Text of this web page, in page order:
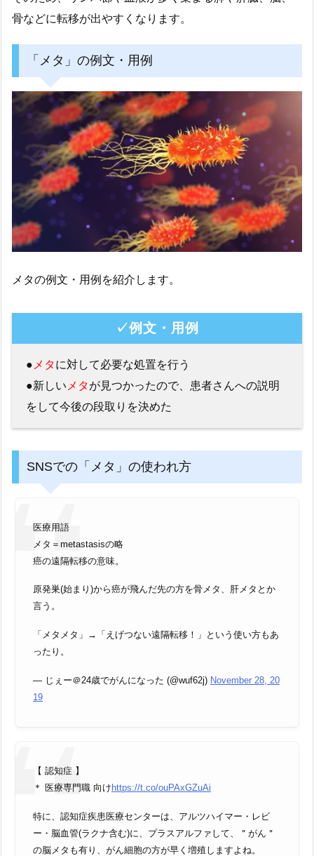
骨などに転移が出やすくなります。
「メタ」の例文・用例
メタの例文・用例を紹介します。
✓例文・用例
● メタに対して必要な処置を行う
●新しい メタが見つかったので、患者さんへの説明
をして今後の段取りを決めた
SNSでの「メタ」の使われ方
医療用語
メタ＝metastasisの略
癌の遠隔転移の意味。
原発巣(始まり)から癌が飛んだ先の方を骨メタ、肝メタとか
言う。
「メタメタ」→「えげつない遠隔転移！」という使い方もあ
ったり。
— じぇー＠24歳でがんになった (@wuf62j) November 28, 20
19
【 認知症 】
＊ 医療専門職 向け https://t.co/ouPAxGZuAi
特に、認知症疾患医療センターは、アルツハイマー・レビ
ー・脳血管(ラクナ含む)に、プラスアルファして、＂がん＂
の脳メタも有り、がん細胞の方が早く増殖しますよね。